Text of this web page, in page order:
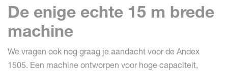
De enige echte 15 m brede
machine
We vragen ook nog graag je aandacht voor de Andex
1505. Een machine ontworpen voor hoge capaciteit,